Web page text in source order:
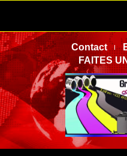
Contact
FAITES